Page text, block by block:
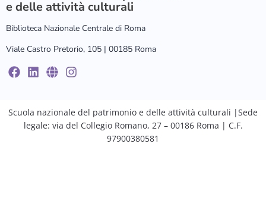
e delle attività culturali
Biblioteca Nazionale Centrale di Roma
Viale Castro Pretorio, 105 | 00185 Roma
Scuola nazionale del patrimonio e delle attività culturali |Sede
legale: via del Collegio Romano, 27 – 00186 Roma | C.F.
97900380581